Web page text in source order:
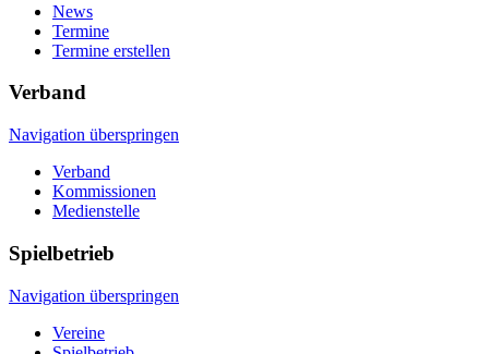
News
Termine
Termine erstellen
Verband
Navigation überspringen
Verband
Kommissionen
Medienstelle
Spielbetrieb
Navigation überspringen
Vereine